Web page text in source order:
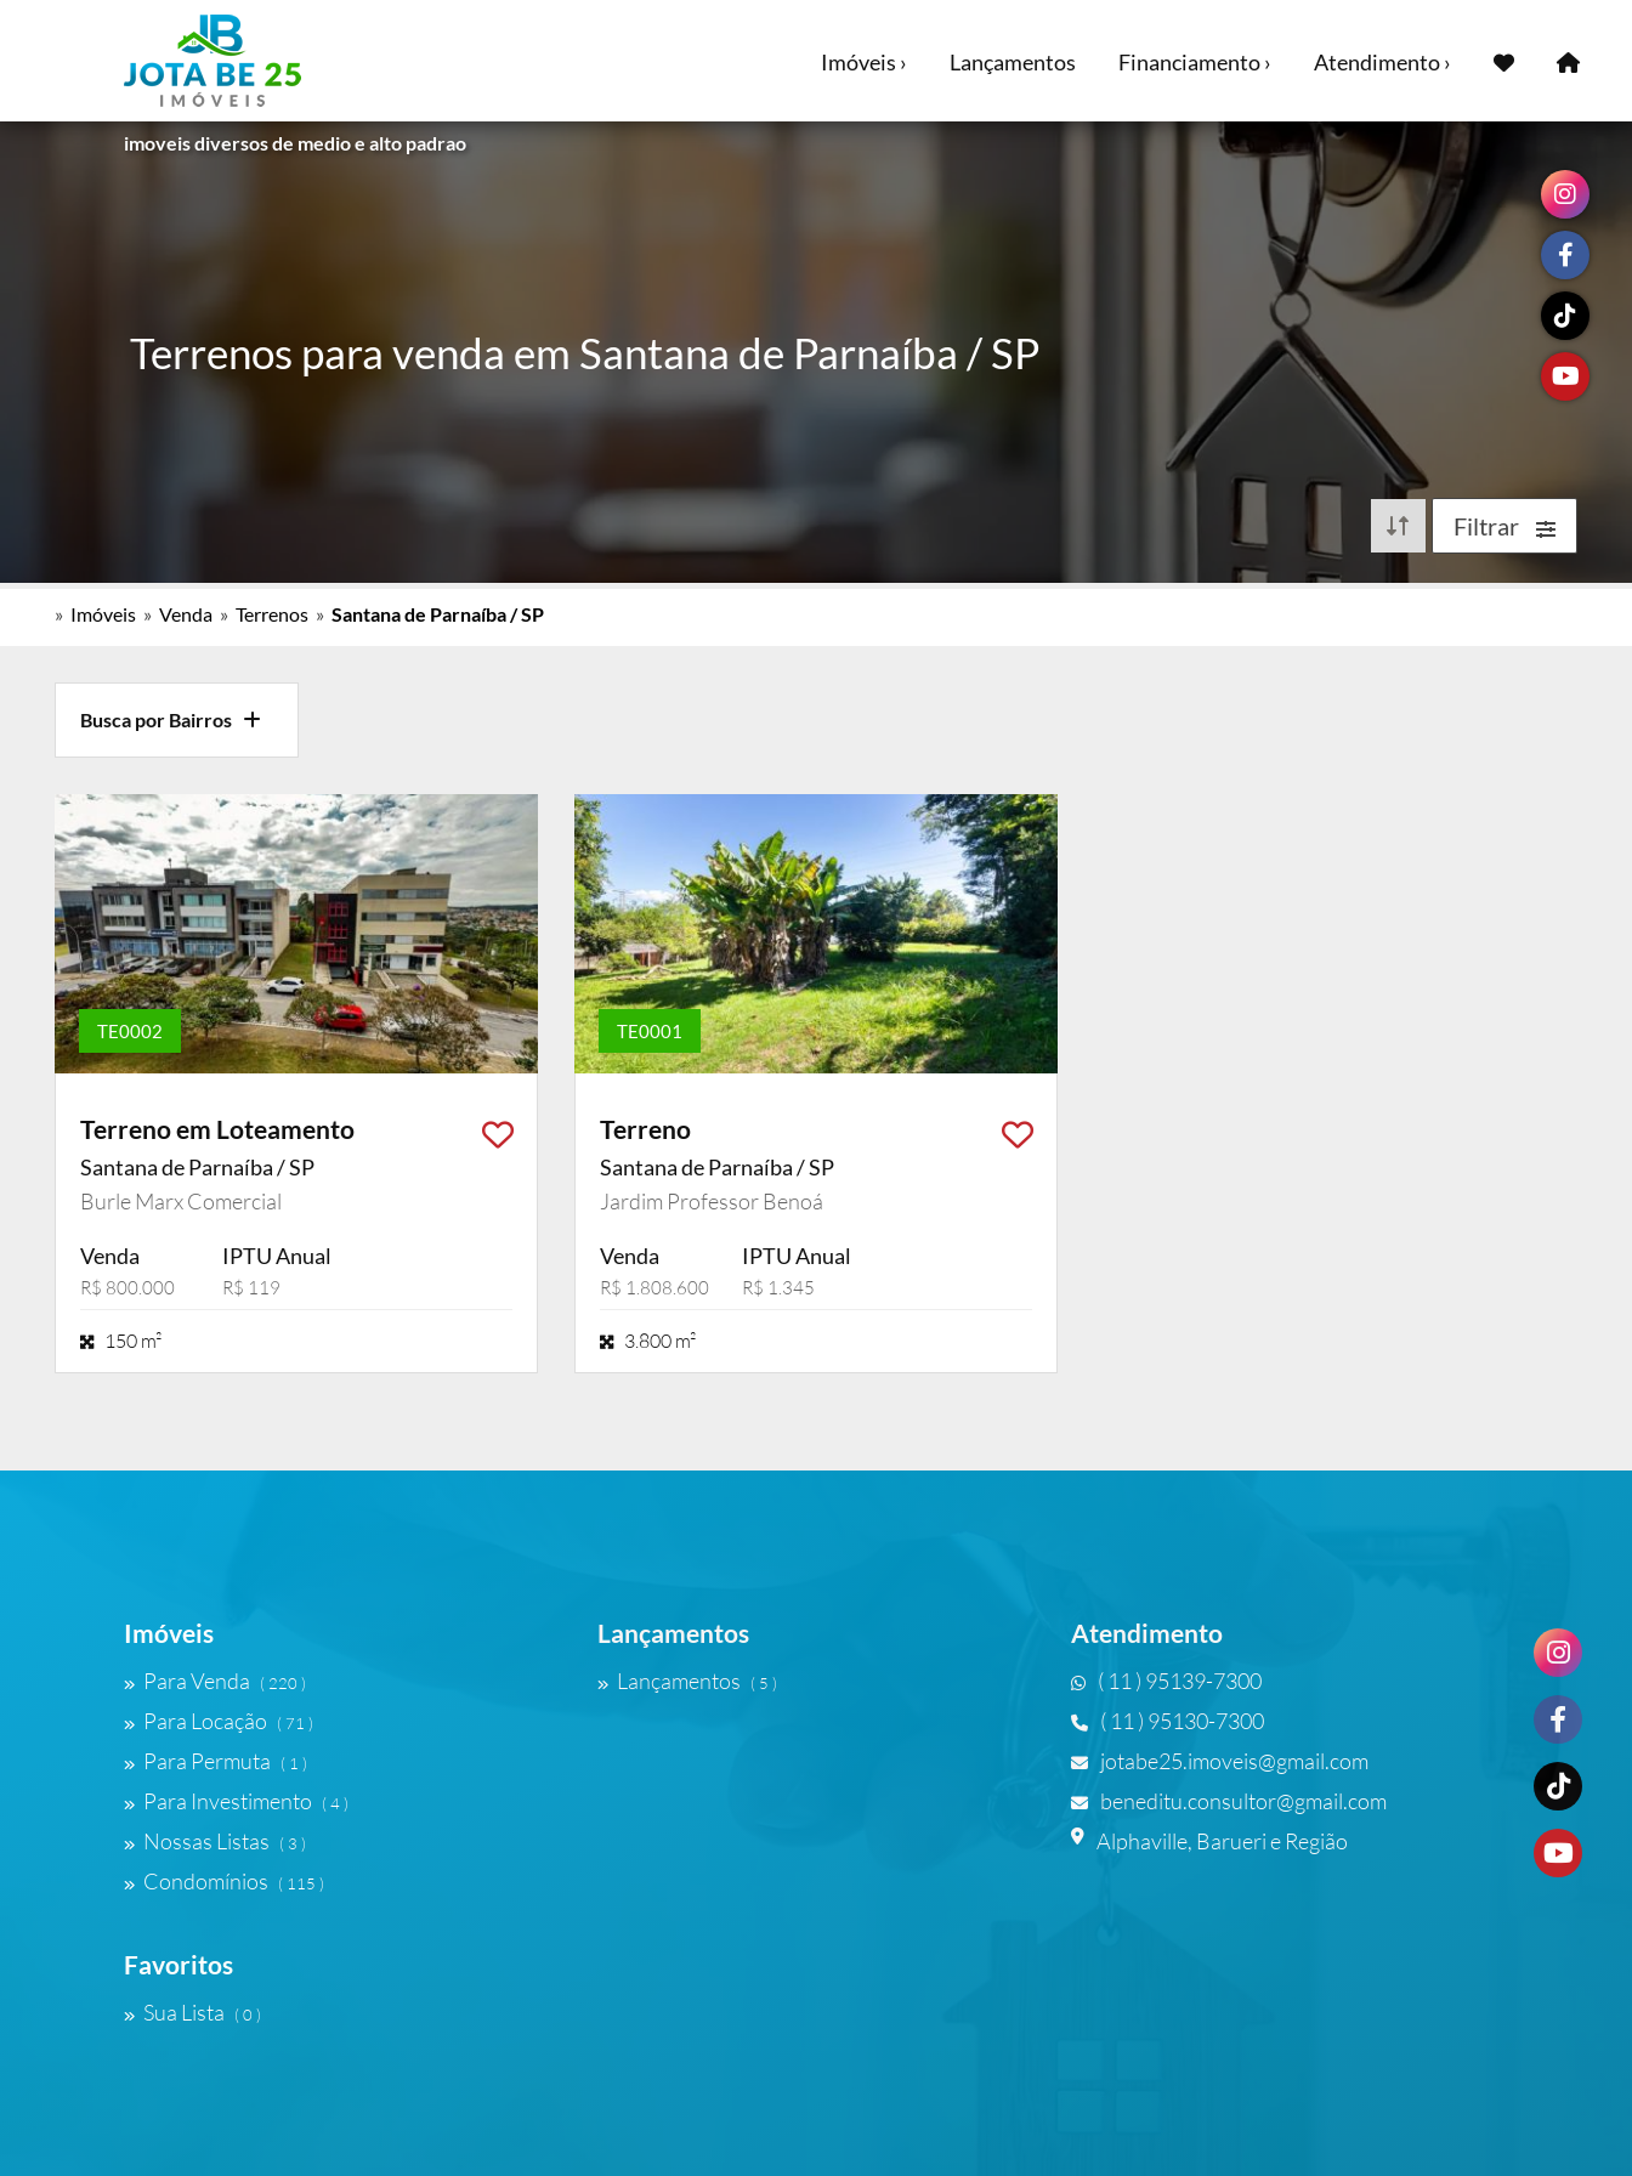
imoveis diversos de medio e alto padrao
Imóveis › Lançamentos Financiamento › Atendimento ›
Terrenos para venda em Santana de Parnaíba / SP
Filtrar
» Imóveis » Venda » Terrenos » Santana de Parnaíba / SP
Busca por Bairros
TE0002
Terreno em Loteamento
Santana de Parnaíba / SP
Burle Marx Comercial
Venda
R$ 800.000
IPTU Anual
R$ 119
150 m²
TE0001
Terreno
Santana de Parnaíba / SP
Jardim Professor Benoá
Venda
R$ 1.808.600
IPTU Anual
R$ 1.345
3.800 m²
Imóveis
Para Venda ( 220 )
Para Locação ( 71 )
Para Permuta ( 1 )
Para Investimento ( 4 )
Nossas Listas ( 3 )
Condomínios ( 115 )
Favoritos
Sua Lista ( 0 )
Lançamentos
Lançamentos ( 5 )
Atendimento
( 11 ) 95139-7300
( 11 ) 95130-7300
jotabe25.imoveis@gmail.com
beneditu.consultor@gmail.com
Alphaville, Barueri e Região